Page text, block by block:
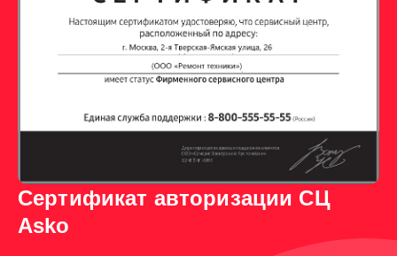
Сертификат авторизации СЦ
Asko